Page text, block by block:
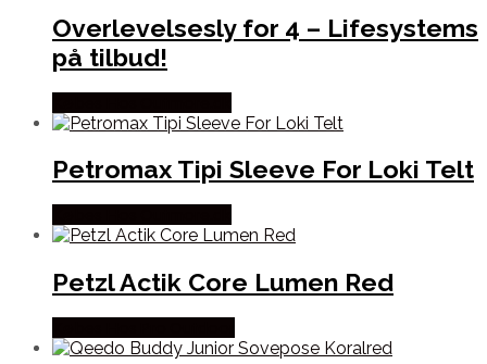
Overlevelsesly for 4 – Lifesystems
på tilbud!
Petromax Tipi Sleeve For Loki Telt
Petzl Actik Core Lumen Red